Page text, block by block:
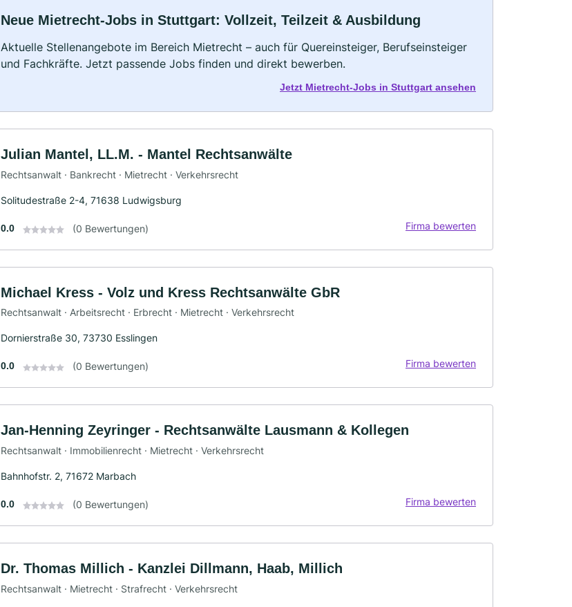
Neue Mietrecht-Jobs in Stuttgart: Vollzeit, Teilzeit & Ausbildung
Aktuelle Stellenangebote im Bereich Mietrecht – auch für Quereinsteiger, Berufseinsteiger
und Fachkräfte. Jetzt passende Jobs finden und direkt bewerben.
Jetzt Mietrecht-Jobs in Stuttgart ansehen
Julian Mantel, LL.M. - Mantel Rechtsanwälte
Rechtsanwalt · Bankrecht · Mietrecht · Verkehrsrecht
Solitudestraße 2-4, 71638 Ludwigsburg
0.0 (0 Bewertungen) Firma bewerten
Michael Kress - Volz und Kress Rechtsanwälte GbR
Rechtsanwalt · Arbeitsrecht · Erbrecht · Mietrecht · Verkehrsrecht
Dornierstraße 30, 73730 Esslingen
0.0 (0 Bewertungen) Firma bewerten
Jan-Henning Zeyringer - Rechtsanwälte Lausmann & Kollegen
Rechtsanwalt · Immobilienrecht · Mietrecht · Verkehrsrecht
Bahnhofstr. 2, 71672 Marbach
0.0 (0 Bewertungen) Firma bewerten
Dr. Thomas Millich - Kanzlei Dillmann, Haab, Millich
Rechtsanwalt · Mietrecht · Strafrecht · Verkehrsrecht